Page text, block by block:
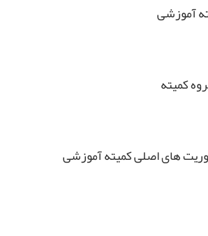
آموزشی
کمیته
های اصلی کمیته آموزشی